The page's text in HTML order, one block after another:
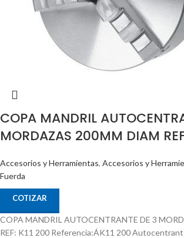
COPA MANDRIL
MORDAZAS 200MM DIAM
Accesorios y Herramientas, Accesorios y
Fuerda
COTIZAR
COPA MANDRIL AUTOCENTRANTE DE 3
REF: K11 200 Referencia:ÁK11 200